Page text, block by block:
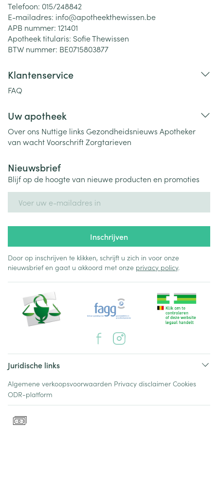
Telefoon: 015/248842
E-mailadres: info@apotheekthewissen.be
APB nummer: 121401
Apotheek titularis: Sofie Thewissen
BTW nummer: BE0715803877
Klantenservice
FAQ
Uw apotheek
Over ons Nuttige links Gezondheidsnieuws Apotheker
van wachtVoorschriftZorgtarieven
Nieuwsbrief
Blijf op de hoogte van nieuwe producten en promoties
Inschrijven
Door op inschrijven te klikken, schrijft u zich in voor onze
nieuwsbrief en gaat u akkoord met onze privacy policy.
Juridische links
Algemene verkoopsvoorwaarden Privacy disclaimer Cookies
ODR-platform